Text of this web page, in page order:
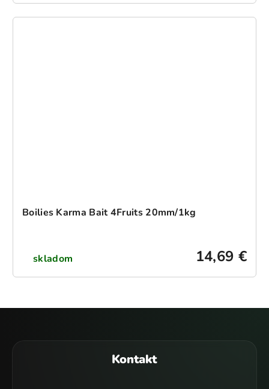
Boilies Karma Bait 4Fruits 20mm/1kg
skladom 14,69 €
Kontakt